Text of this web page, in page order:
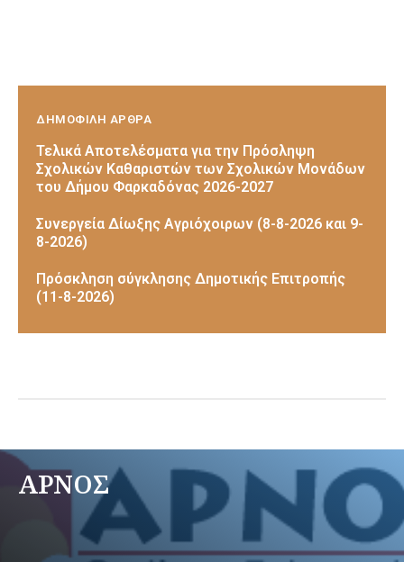
ΔΗΜΟΦΙΛΗ ΑΡΘΡΑ
Τελικά Αποτελέσματα για την Πρόσληψη
Σχολικών Καθαριστών των Σχολικών Μονάδων
του Δήμου Φαρκαδόνας 2026-2027
Συνεργεία Δίωξης Αγριόχοιρων (8-8-2026 και 9-
8-2026)
Πρόσκληση σύγκλησης Δημοτικής Επιτροπής
(11-8-2026)
ΑΡΝΟΣ